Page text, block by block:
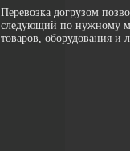
Перевозка догрузом
следующий по нужному
товаров, оборудования